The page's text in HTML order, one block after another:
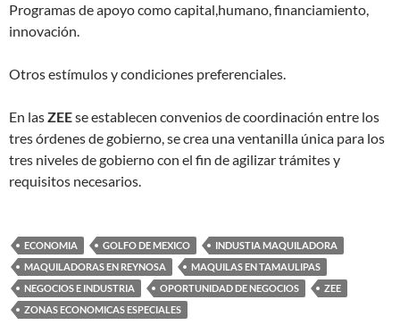
Programas de apoyo como capital,humano, financiamiento,
innovación.
Otros estímulos y condiciones preferenciales.
En lasZEEse establecen convenios de coordinación entre los
tres órdenes de gobierno, se crea una ventanilla única para los
tres niveles de gobierno con el fin de agilizar trámites y
requisitos necesarios.
ECONOMIA GOLFO DE MEXICO
INDUSTIA MAQUILADORA
MAQUILADORAS EN REYNOSA
MAQUILAS EN TAMAULIPAS
NEGOCIOS E INDUSTRIA
OPORTUNIDAD DE NEGOCIOS
ZEE
ZONAS ECONOMICAS ESPECIALES